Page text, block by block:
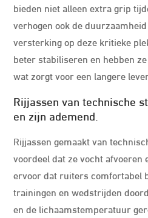
bieden niet alleen extra grip
verhogen ook de
versterking op deze kritieke
beter stabiliseren en hebben
wat zorgt voor een langere
Rijjassen van technische
en zijn ademend.
Rijjassen gemaakt van
voordeel dat ze vocht afvoeren
ervoor dat ruiters comfortabel
trainingen en wedstrijden
en de lichaamstemperatuur